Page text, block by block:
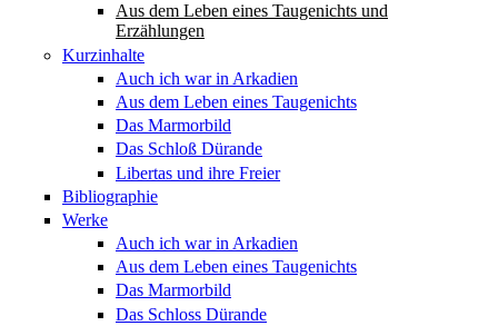
Aus dem Leben eines Taugenichts und
Erzählungen
Kurzinhalte
Auch ich war in Arkadien
Aus dem Leben eines Taugenichts
Das Marmorbild
Das Schloß Dürande
Libertas und ihre Freier
Bibliographie
Werke
Auch ich war in Arkadien
Aus dem Leben eines Taugenichts
Das Marmorbild
Das Schloss Dürande